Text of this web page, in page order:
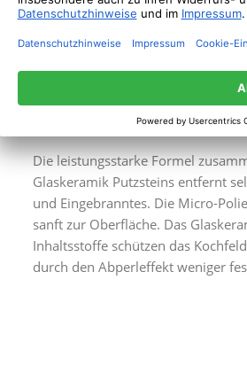
Glaskeramik Putzstein
Entfernt hartnächige
hinterlässt seidigen Glanz
Die leistungsstarke Formel
Glaskeramik Putzsteins entfernt
und Eingebranntes. Die Micro-
sanft zur Oberfläche. Das
Inhaltsstoffe schützen das
durch den Abperleffekt weniger